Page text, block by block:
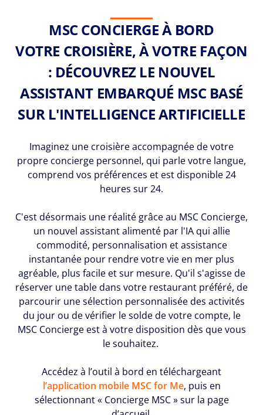
MSC CONCIERGE À BORD
VOTRE CROISIÈRE, À VOTRE FAÇON
: DÉCOUVREZ LE NOUVEL
ASSISTANT EMBARQUÉ MSC BASÉ
SUR L'INTELLIGENCE ARTIFICIELLE
Imaginez une croisière accompagnée de votre
propre concierge personnel, qui parle votre langue,
comprend vos préférences et est disponible 24
heures sur 24.
C'est désormais une réalité grâce au MSC Concierge,
un nouvel assistant alimenté par l'IA qui allie
commodité, personnalisation et assistance
instantanée pour rendre votre vie en mer plus
agréable, plus facile et sur mesure. Qu'il s'agisse de
réserver une table dans votre restaurant préféré, de
parcourir une sélection personnalisée des activités
du jour ou de vérifier le solde de votre compte, le
MSC Concierge est à votre disposition dès que vous
le souhaitez.
Accédez à l’outil à bord en téléchargeant
l’application mobile MSC for Me, puis en
sélectionnant « Concierge MSC » sur la page